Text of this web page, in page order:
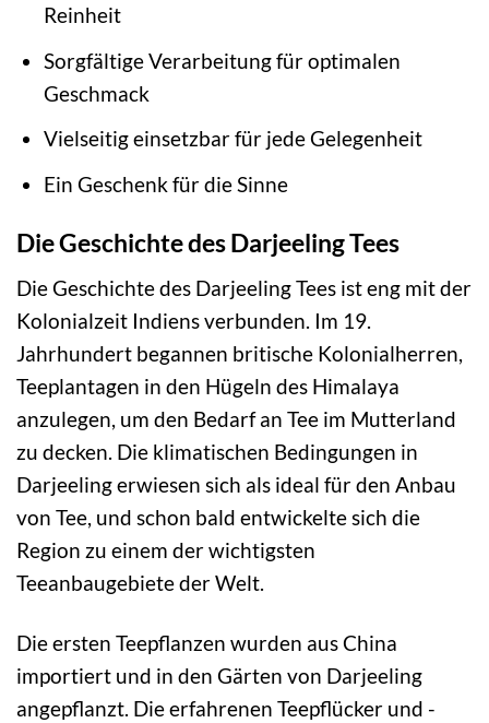
Reinheit
Sorgfältige Verarbeitung für optimalen
Geschmack
Vielseitig einsetzbar für jede Gelegenheit
Ein Geschenk für die Sinne
Die Geschichte des Darjeeling Tees
Die Geschichte des Darjeeling Tees ist eng mit der
Kolonialzeit Indiens verbunden. Im 19.
Jahrhundert begannen britische Kolonialherren,
Teeplantagen in den Hügeln des Himalaya
anzulegen, um den Bedarf an Tee im Mutterland
zu decken. Die klimatischen Bedingungen in
Darjeeling erwiesen sich als ideal für den Anbau
von Tee, und schon bald entwickelte sich die
Region zu einem der wichtigsten
Teeanbaugebiete der Welt.
Die ersten Teepflanzen wurden aus China
importiert und in den Gärten von Darjeeling
angepflanzt. Die erfahrenen Teepflücker und -